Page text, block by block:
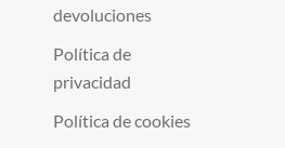
devoluciones
Política de
privacidad
Política de cookies